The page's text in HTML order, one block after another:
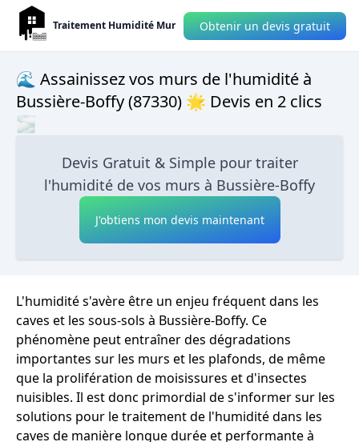
Traitement Humidité Mur Obtenir un devis gratuit
🌊 Assainissez vos murs de l'humidité à
Bussière-Boffy (87330) 🌟 Devis en 2 clics
🌫
Devis Gratuit & Simple pour traiter
l'humidité de vos murs à Bussière-Boffy
J'obtiens mon devis maintenant
L'humidité s'avère être un enjeu fréquent dans les
caves et les sous-sols à Bussière-Boffy. Ce
phénomène peut entraîner des dégradations
importantes sur les murs et les plafonds, de même
que la prolifération de moisissures et d'insectes
nuisibles. Il est donc primordial de s'informer sur les
solutions pour le traitement de l'humidité dans les
caves de manière longue durée et performante à